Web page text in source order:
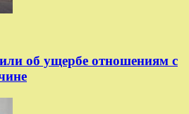
об ущербе отношениям с